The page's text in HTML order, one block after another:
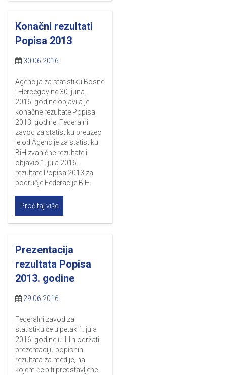
Konačni rezultati
Popisa 2013
30.06.2016
Agencija za statistiku Bosne
i Hercegovine 30. juna.
2016. godine objavila je
konačne rezultate Popisa
2013. godine. Federalni
zavod za statistiku preuzeo
je od Agencije za statistiku
BiH zvanične rezultate i
objavio 1. jula 2016.
rezultate Popisa 2013 za
područje Federacije BiH.
Pročitaj više
Prezentacija
rezultata Popisa
2013. godine
29.06.2016
Federalni zavod za
statistiku će u petak 1. jula
2016. godine u 11h održati
prezentaciju popisnih
rezultata za medije, na
kojem će biti predstavljene